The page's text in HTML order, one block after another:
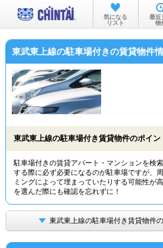
お部屋を探す
沿線・駅
物件特集
TOP
気になる
リスト
最近
物
東武東上線の駐車場付きの賃貸物件
東武東上線の駐車場付き賃貸物件のポイン
駐車場付きの賃貸アパート・マンションを検
する際に必ず必要になるのが駐車場ですが、
ミングによって埋まっていたりする可能性が
を選んだ際にも確認を忘れずに！
東武東上線の駐車場付き賃貸物件